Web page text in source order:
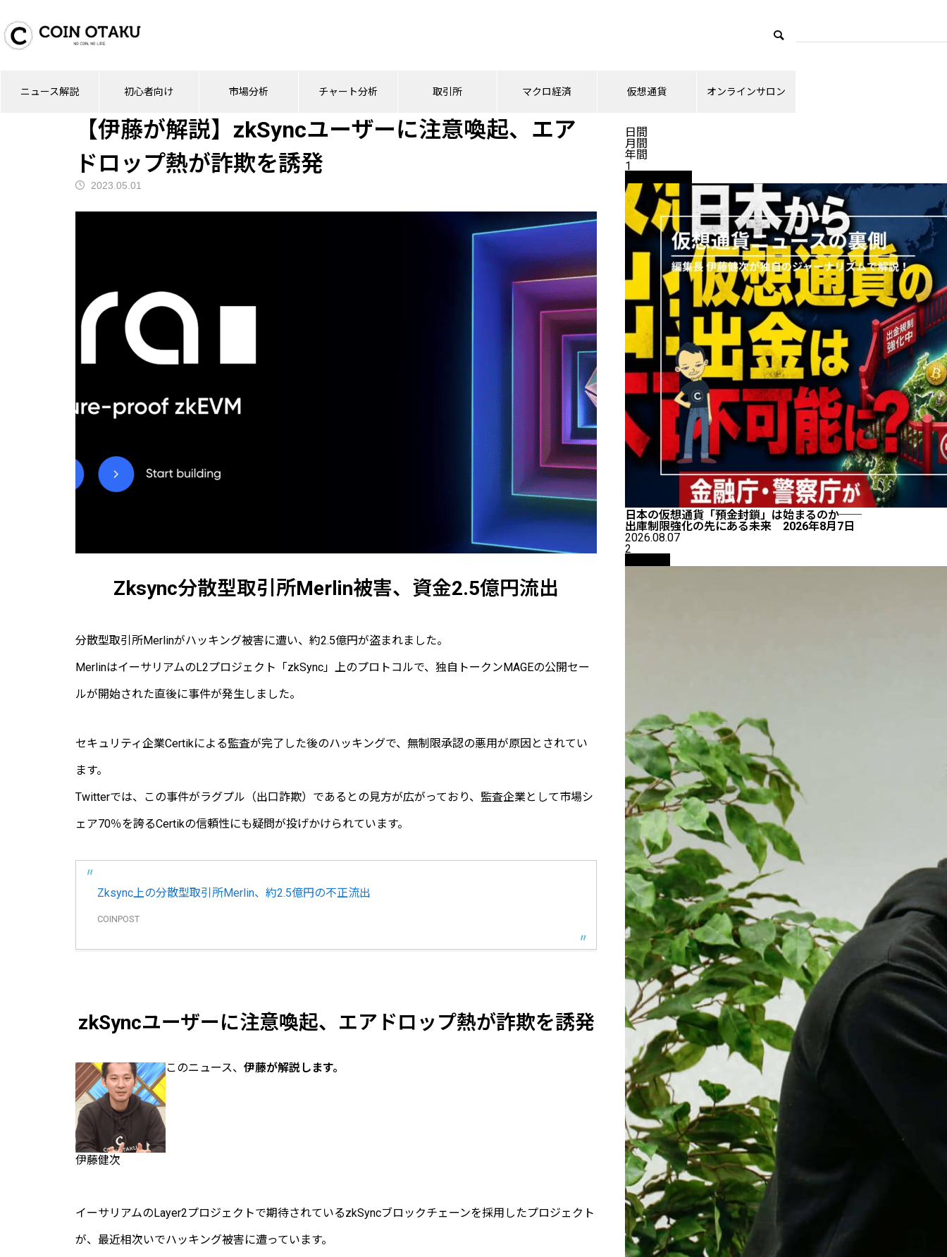
ニュース解説 初心者向け 市場分析 チャート分析 取引所 マクロ経済 仮想通貨 オンラインサロン
ニュース解説
【伊藤が解説】zkSyncユーザーに注意喚起、エア
ドロップ熱が詐欺を誘発
2023.05.01
Zksync分散型取引所Merlin被害、資金2.5億円流出
分散型取引所Merlinがハッキング被害に遭い、約2.5億円が盗まれました。
MerlinはイーサリアムのL2プロジェクト「zkSync」上のプロトコルで、独自トークンMAGEの公開セー
ルが開始された直後に事件が発生しました。
セキュリティ企業Certikによる監査が完了した後のハッキングで、無制限承認の悪用が原因とされてい
ます。
Twitterでは、この事件がラグプル（出口詐欺）であるとの見方が広がっており、監査企業として市場シ
ェア70％を誇るCertikの信頼性にも疑問が投げかけられています。
Zksync上の分散型取引所Merlin、約2.5億円の不正流出
COINPOST
zkSyncユーザーに注意喚起、エアドロップ熱が詐欺を誘発
伊藤健次
このニュース、 伊藤が解説します。
イーサリアムのLayer2プロジェクトで期待されているzkSyncブロックチェーンを採用したプロジェクト
が、最近相次いでハッキング被害に遭っています。
ランキング
日間
月間
年間
1
日本の仮想通貨「預金封鎖」は始まるのか──
出庫制限強化の先にある未来 2026年8月7日
2026.08.07
2